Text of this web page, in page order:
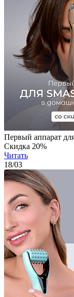
Первый аппарат
Скидка 20%
Читать
18/03